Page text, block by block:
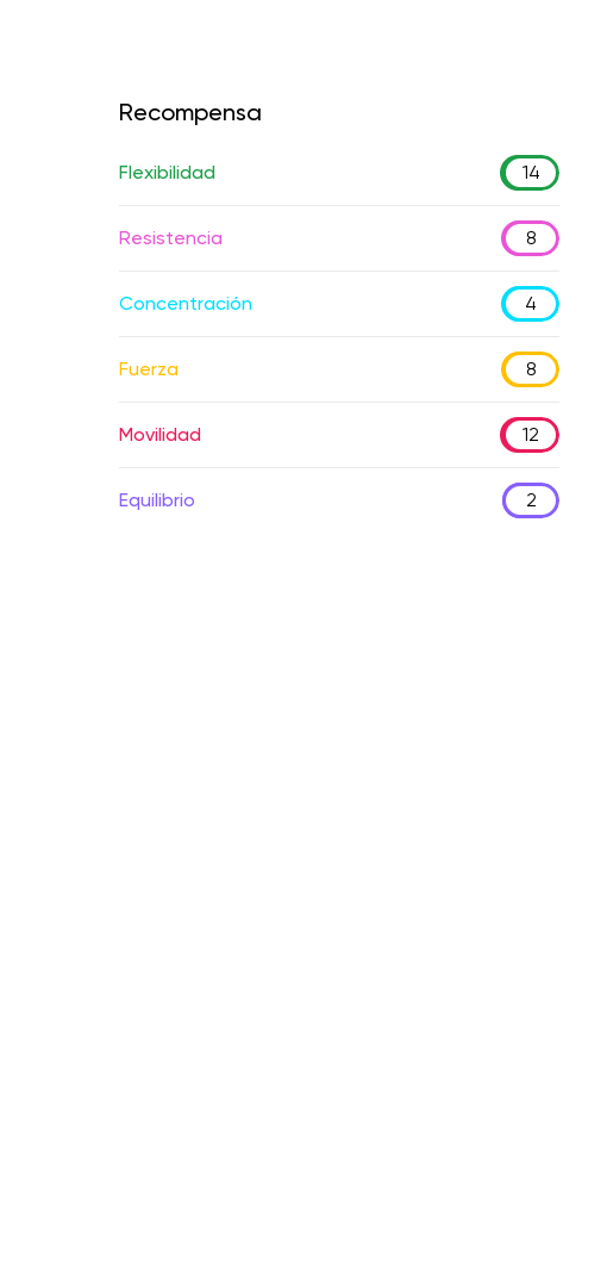
Recompensa
Flexibilidad 14
Resistencia 8
Concentración 4
Fuerza 8
Movilidad 12
Equilibrio 2